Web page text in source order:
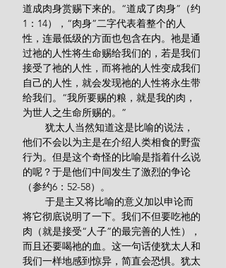
道成肉身赏赐下来的。“道成了肉身”（约
1：14），“肉身”二字代表着整个的人
性，连最低级的方面也包含在内。祂是通
过祂的人性将生命赐给我们的，若是我们
接受了祂的人性，而将祂的人性变成我们
自己的人性，就会发现祂的人性将永生带
给我们。“我所要赐的粮，就是我的肉，
为世人之生命所赐的。”
他们不会以为主是在介绍人类相食的野蛮
行为。但是这个奇怪的比喻是指着什么说
的呢？于是他们中间发生了激烈的争论
（参约6：52-58）。
将它彻底说明了一下。我们不但要吃祂的
肉（就是接受“人子”的最完善的人性），
而且还要喝祂的血。这一句话使犹太人和
我们一样地感到惊异，简直会恐惧。犹太